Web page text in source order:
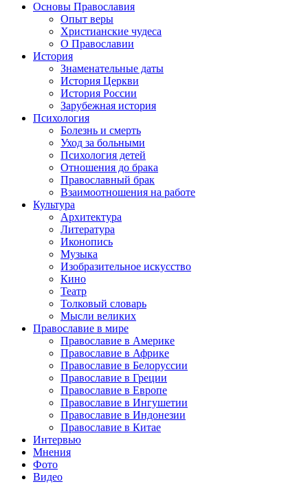
Основы Православия
Опыт веры
Христианские чудеса
О Православии
История
Знаменательные даты
История Церкви
История России
Зарубежная история
Психология
Болезнь и смерть
Уход за больными
Психология детей
Отношения до брака
Православный брак
Взаимоотношения на работе
Культура
Архитектура
Литература
Иконопись
Музыка
Изобразительное искусство
Кино
Театр
Толковый словарь
Мысли великих
Православие в мире
Православие в Америке
Православие в Африке
Православие в Белоруссии
Православие в Греции
Православие в Европе
Православие в Ингушетии
Православие в Индонезии
Православие в Китае
Интервью
Мнения
Фото
Видео